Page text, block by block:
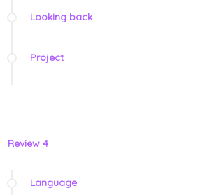
Looking back
Project
Review 4
Language